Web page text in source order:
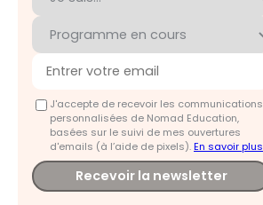
J'accepte de recevoir les communications
personnalisées de Nomad Education,
basées sur le suivi de mes ouvertures
d'emails (à l’aide de pixels).En savoir plus
Recevoir la newsletter